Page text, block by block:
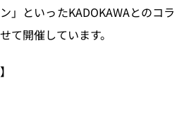
」といったKADOKAWAとのコラ
て開催しています。